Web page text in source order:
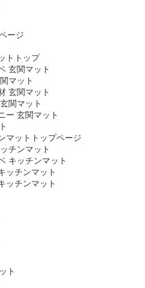
ージ
トトップ
玄関マット
マット
玄関マット
関マット
ー 玄関マット
マットトップページ
チンマット
キッチンマット
ッチンマット
ッチンマット
ト